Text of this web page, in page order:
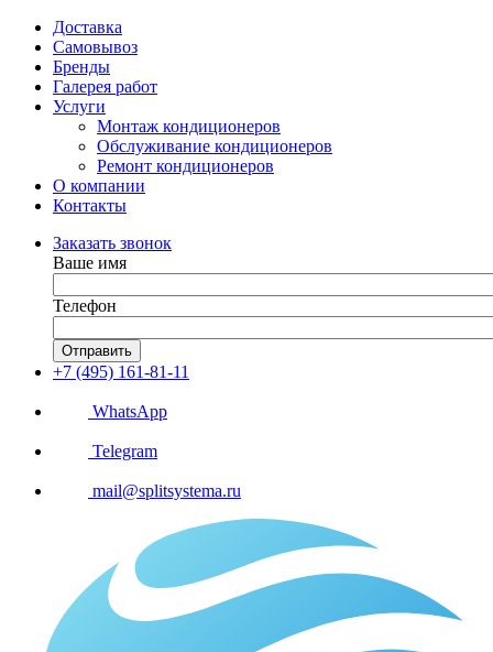
Доставка
Самовывоз
Бренды
Галерея работ
Услуги
Монтаж кондиционеров
Обслуживание кондиционеров
Ремонт кондиционеров
О компании
Контакты
Заказать звонок
Ваше имя
Телефон
Отправить
+7 (495) 161-81-11
WhatsApp
Telegram
mail@splitsystema.ru